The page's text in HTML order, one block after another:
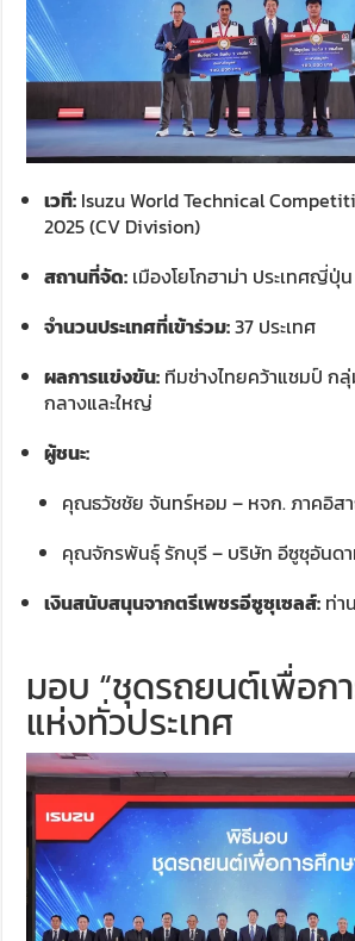
เวที: Isuzu World Technical
2025 (CV Division)
สถานที่จัด: เมืองโยโกฮาม่า ประเทศญี่ปุ่น
จำนวนประเทศที่เข้าร่วม:37 ประเทศ
ผลการแข่งขัน: ทีมช่างไทยคว้าแชมป์ ก
กลางและใหญ่
ผู้ชนะ:
คุณธวัชชัย จันทร์หอม – หจก. ภาคอิ
คุณจักรพันธุ์ รักบุรี – บริษัท อีซูซุอันด
เงินสนับสนุนจากตรีเพชรอีซูซุเซลส์: ท่า
มอบ “ชุดรถยนต์เพื่อก
แห่งทั่วประเทศ